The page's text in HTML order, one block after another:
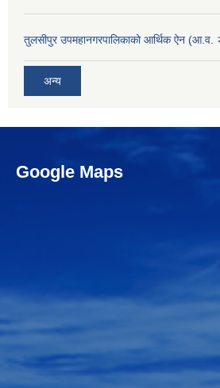
तुलसीपुर उपमहानगरपालिकाको आर्थिक ऐन
अन्य
Google Maps